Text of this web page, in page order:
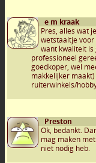
e m kraak
Pres, alles wat
wetstaaltje voor
want kwaliteit is
professioneel
goedkoper, wel
makkelijker
ruiterwinkels/
Preston
Ok, bedankt.
mag maken
niet nodig heb.